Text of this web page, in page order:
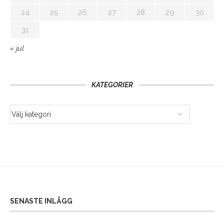
24
25 26 27 28 29
30
31
« jul
KATEGORIER
SENASTE INLÄGG